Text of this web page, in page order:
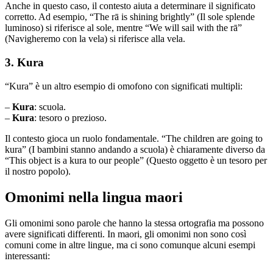
Anche in questo caso, il contesto aiuta a determinare il significato
corretto. Ad esempio, “The rā is shining brightly” (Il sole splende
luminoso) si riferisce al sole, mentre “We will sail with the rā”
(Navigheremo con la vela) si riferisce alla vela.
3. Kura
“Kura” è un altro esempio di omofono con significati multipli:
– Kura: scuola.
– Kura: tesoro o prezioso.
Il contesto gioca un ruolo fondamentale. “The children are going to
kura” (I bambini stanno andando a scuola) è chiaramente diverso da
“This object is a kura to our people” (Questo oggetto è un tesoro per
il nostro popolo).
Omonimi nella lingua maori
Gli omonimi sono parole che hanno la stessa ortografia ma possono
avere significati differenti. In maori, gli omonimi non sono così
comuni come in altre lingue, ma ci sono comunque alcuni esempi
interessanti: